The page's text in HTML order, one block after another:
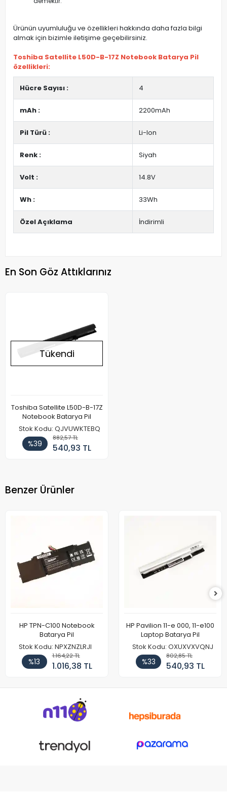
Ürünün uyumluluğu ve özellikleri hakkında daha fazla bilgi
almak için bizimle iletişime geçebilirsiniz.
Toshiba Satellite L50D-B-17Z Notebook Batarya Pil
özellikleri:
Hücre Sayısı : 4
mAh : 2200mAh
Pil Türü : Li-Ion
Renk : Siyah
Volt : 14.8V
Wh : 33Wh
Özel Açıklama İndirimli
En Son Göz Attıklarınız
Tükendi
Toshiba Satellite L50D-B-17Z
Notebook Batarya Pil
Stok Kodu: QJVUWKTEBQ
%39
882,57 TL
540,93 TL
Benzer Ürünler
HP TPN-C100 Notebook
Batarya Pil
Stok Kodu: NPXZNZLRJI
%13
1.164,22 TL
1.016,38 TL
HP Pavilion 11-e 000, 11-e100
Laptop Batarya Pil
Stok Kodu: OXUXVXVQNJ
%33
802,85 TL
540,93 TL